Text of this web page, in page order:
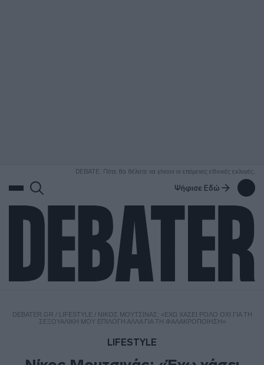
DEBATE: Πότε θα θέλατε να γίνουν οι επόμενες εθνικές εκλογές;
Ψήφισε Εδώ
DEBATER.GR / LIFESTYLE / ΝΊΚΟΣ ΜΟΥΤΣΙΝΆΣ: «ΈΧΩ ΧΆΣΕΙ ΡΌΛΟ ΌΧΙ ΓΙΑ ΤΗ
ΣΕΞΟΥΑΛΙΚΉ ΜΟΥ ΕΠΙΛΟΓΉ ΑΛΛΆ ΓΙΑ ΤΗ ΦΑΛΑΚΡΟΠΟΊΗΣΗ»
LIFESTYLE